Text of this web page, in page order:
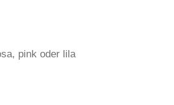
pink oder lila